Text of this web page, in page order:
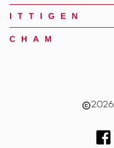
ITTIGEN
CHAM
copyright2026